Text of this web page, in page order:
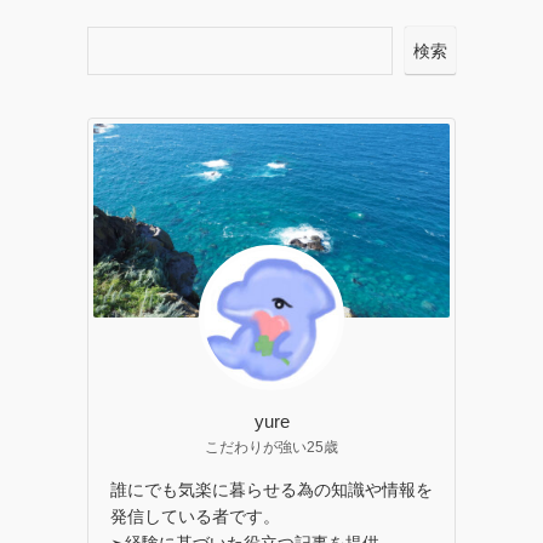
検索
yure
こだわりが強い25歳
誰にでも気楽に暮らせる為の知識や情報を
発信している者です。